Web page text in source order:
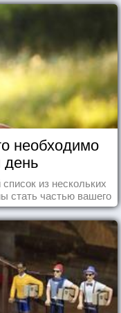
необходимо
из нескольких
стать частью вашего